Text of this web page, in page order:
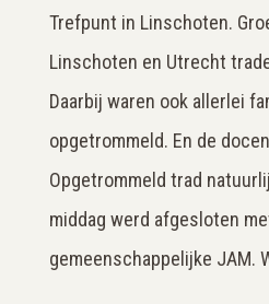
Trefpunt in Linschoten.
Linschoten en Utrecht
Daarbij waren ook allerlei
opgetrommeld. En de
Opgetrommeld trad
middag werd afgesloten
gemeenschappelijke JAM.